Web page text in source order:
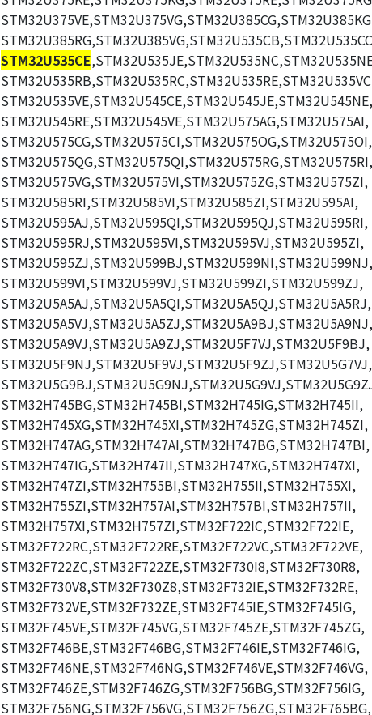
STM32U535CE
STM32U535VE,STM32U545CE,STM32U545JE,STM32U545NE,
STM32U545RE,STM32U545VE,STM32U575AG,STM32U575AI,
STM32U575CG,STM32U575CI,STM32U575OG,STM32U575OI,
STM32U575QG,STM32U575QI,STM32U575RG,STM32U575RI,
STM32U575VG,STM32U575VI,STM32U575ZG,STM32U575ZI,
STM32U585RI,STM32U585VI,STM32U585ZI,STM32U595AI,
STM32U595AJ,STM32U595QI,STM32U595QJ,STM32U595RI,
STM32U595RJ,STM32U595VI,STM32U595VJ,STM32U595ZI,
STM32U595ZJ,STM32U599BJ,STM32U599NI,STM32U599NJ,
STM32U599VI,STM32U599VJ,STM32U599ZI,STM32U599ZJ,
STM32U5A5AJ,STM32U5A5QI,STM32U5A5QJ,STM32U5A5RJ,
STM32U5A5VJ,STM32U5A5ZJ,STM32U5A9BJ,STM32U5A9NJ,
STM32U5A9VJ,STM32U5A9ZJ,STM32U5F7VJ,STM32U5F9BJ,
STM32U5F9NJ,STM32U5F9VJ,STM32U5F9ZJ,STM32U5G7VJ,
STM32H745BG,STM32H745BI,STM32H745IG,STM32H745II,
STM32H745XG,STM32H745XI,STM32H745ZG,STM32H745ZI,
STM32H747AG,STM32H747AI,STM32H747BG,STM32H747BI,
STM32H747IG,STM32H747II,STM32H747XG,STM32H747XI,
STM32H747ZI,STM32H755BI,STM32H755II,STM32H755XI,
STM32H755ZI,STM32H757AI,STM32H757BI,STM32H757II,
STM32H757XI,STM32H757ZI,STM32F722IC,STM32F722IE,
STM32F722RC,STM32F722RE,STM32F722VC,STM32F722VE,
STM32F722ZC,STM32F722ZE,STM32F730I8,STM32F730R8,
STM32F730V8,STM32F730Z8,STM32F732IE,STM32F732RE,
STM32F732VE,STM32F732ZE,STM32F745IE,STM32F745IG,
STM32F745VE,STM32F745VG,STM32F745ZE,STM32F745ZG,
STM32F746BE,STM32F746BG,STM32F746IE,STM32F746IG,
STM32F746NE,STM32F746NG,STM32F746VE,STM32F746VG,
STM32F746ZE,STM32F746ZG,STM32F756BG,STM32F756IG,
STM32F756NG,STM32F756VG,STM32F756ZG,STM32F765BG,